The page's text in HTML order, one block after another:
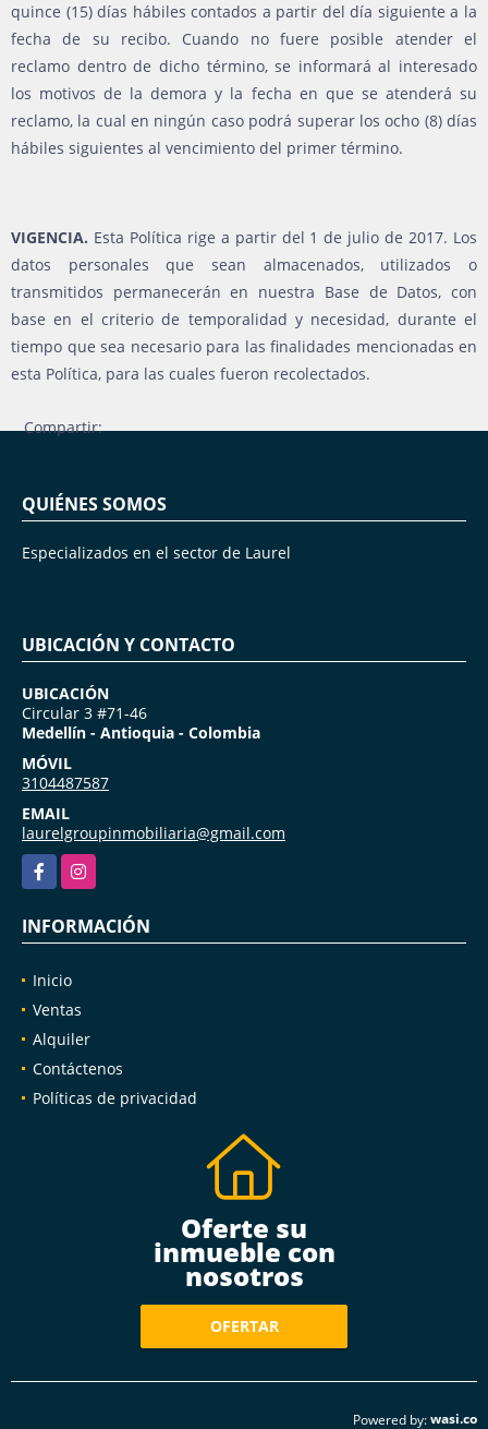
quince (15) días hábiles contados a partir del día siguiente a la
fecha de su recibo. Cuando no fuere posible atender el
reclamo dentro de dicho término, se informará al interesado
los motivos de la demora y la fecha en que se atenderá su
reclamo, la cual en ningún caso podrá superar los ocho (8) días
hábiles siguientes al vencimiento del primer término.
VIGENCIA. Esta Política rige a partir del 1 de julio de 2017. Los
datos personales que sean almacenados, utilizados o
transmitidos permanecerán en nuestra Base de Datos, con
base en el criterio de temporalidad y necesidad, durante el
tiempo que sea necesario para las finalidades mencionadas en
esta Política, para las cuales fueron recolectados.
Compartir:
QUIÉNES SOMOS
Especializados en el sector de Laurel
UBICACIÓN Y CONTACTO
UBICACIÓN
Circular 3 #71-46
Medellín - Antioquia - Colombia
MÓVIL
3104487587
EMAIL
laurelgroupinmobiliaria@gmail.com
FacebookInstagram
INFORMACIÓN
Inicio
Ventas
Alquiler
Contáctenos
Políticas de privacidad
Oferte su
inmueble con
nosotros
OFERTAR
Powered by:wasi.co